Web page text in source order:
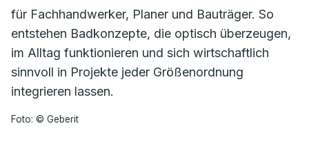
für Fachhandwerker, Planer und Bauträger. So
entstehen Badkonzepte, die optisch überzeugen,
im Alltag funktionieren und sich wirtschaftlich
sinnvoll in Projekte jeder Größenordnung
integrieren lassen.
Foto: © Geberit